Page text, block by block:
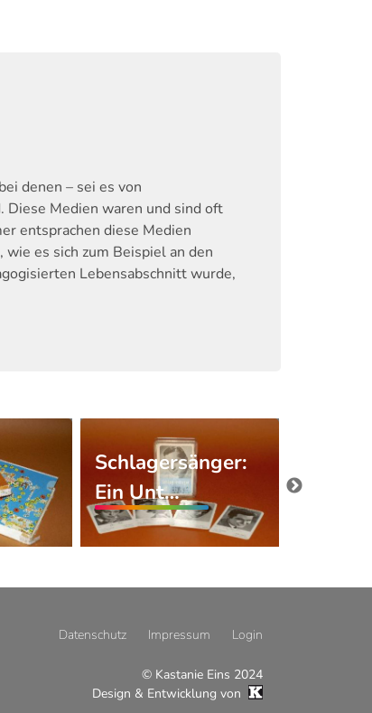
denen – sei es von
Diese Medien waren und sind oft
entsprachen diese Medien
es sich zum Beispiel an den
Lebensabschnitt wurde,
Schlagersänger:
Ein Unt…
Datenschutz Impressum Login
© Kastanie Eins 2024
Design & Entwicklung von